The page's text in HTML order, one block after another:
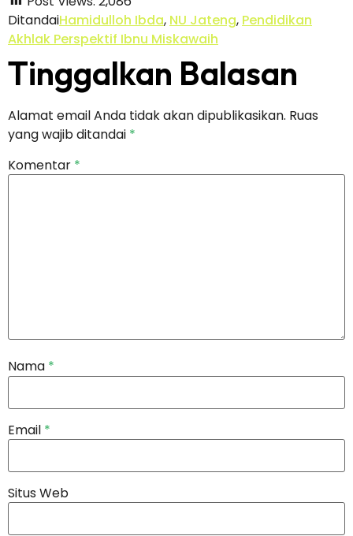
DitandaiHamidulloh Ibda, NU Jateng, Pendidikan
Akhlak Perspektif Ibnu Miskawaih
Tinggalkan Balasan
Alamat email Anda tidak akan dipublikasikan. Ruas
yang wajib ditandai *
Komentar *
Nama *
Email *
Situs Web